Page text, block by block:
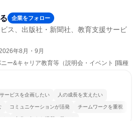
企業をフォロー
ス、出版社・新聞社、教育支援サービ
年8月・9月
ー&キャリア教育等（説明会・イベント [職種
ービスを企画したい 人の成長を支えたい
コミュニケーションが活発 チームワークを重視
自分の好きな場所で働ける